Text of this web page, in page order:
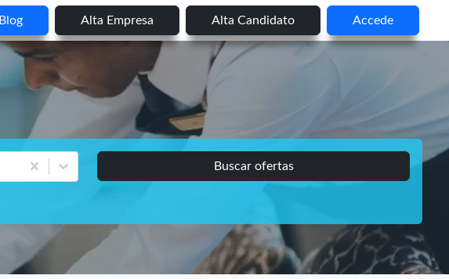
Blog Alta Empresa Alta Candidato Accede
Buscar ofertas